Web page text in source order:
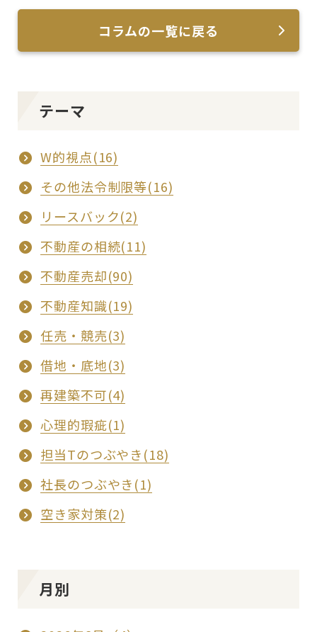
コラムの一覧に戻る
テーマ
W的視点(16)
その他法令制限等(16)
リースバック(2)
不動産の相続(11)
不動産売却(90)
不動産知識(19)
任売・競売(3)
借地・底地(3)
再建築不可(4)
心理的瑕疵(1)
担当Tのつぶやき(18)
社長のつぶやき(1)
空き家対策(2)
月別